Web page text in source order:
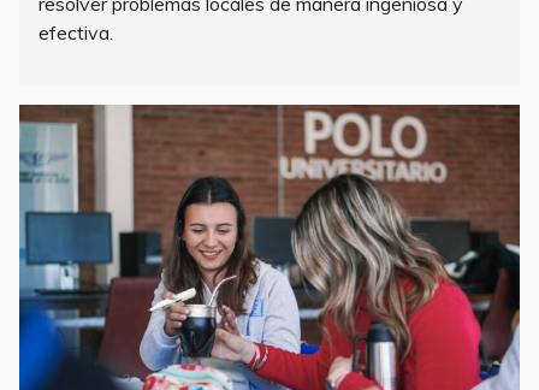
efectiva.